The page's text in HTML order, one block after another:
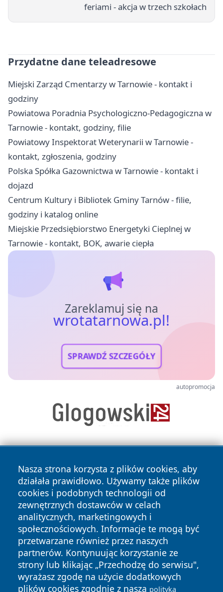
feriami - akcja w trzech szkołach
Przydatne dane teleadresowe
Miejski Zarząd Cmentarzy w Tarnowie - kontakt i
godziny
Powiatowa Poradnia Psychologiczno-Pedagogiczna w
Tarnowie - kontakt, godziny, filie
Powiatowy Inspektorat Weterynarii w Tarnowie -
kontakt, zgłoszenia, godziny
Polska Spółka Gazownictwa w Tarnowie - kontakt i
dojazd
Centrum Kultury i Bibliotek Gminy Tarnów - filie,
godziny i katalog online
Miejskie Przedsiębiorstwo Energetyki Cieplnej w
Tarnowie - kontakt, BOK, awarie ciepła
Zareklamuj się na
wrotatarnowa.pl!
SPRAWDŹ SZCZEGÓŁY
autopromocja
Nasza strona korzysta z plików cookies, aby
działała prawidłowo. Używamy także plików
cookies i podobnych technologii od
zewnętrznych dostawców w celach
analitycznych, marketingowych i
społecznościowych. Informacje te mogą być
przetwarzane również przez naszych
partnerów. Kontynuując korzystanie ze
strony lub klikając „Przechodzę do serwisu",
wyrażasz zgodę na użycie dodatkowych
plików cookies zgodnie z naszą polityką
Copyright © 2026 wrotatarnowa.pl Wszystkie prawa
zastrzeżone.
News Autorzy
Polityka
Prywatności
Polityka
Cookies